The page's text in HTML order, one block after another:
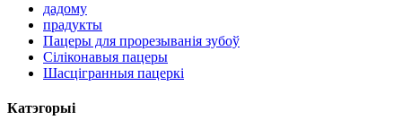
дадому
прадукты
Пацеры для прорезыванія зубоў
Сіліконавыя пацеры
Шасцігранныя пацеркі
Катэгорыі